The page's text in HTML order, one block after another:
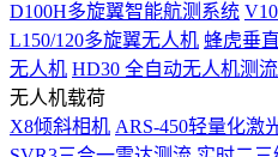
D100H多旋翼智能航测系统
L150/120多旋翼无人机 蜂虎垂
无人机 HD30 全自动无人机测
无人机载荷
X8倾斜相机 ARS-450轻量化激